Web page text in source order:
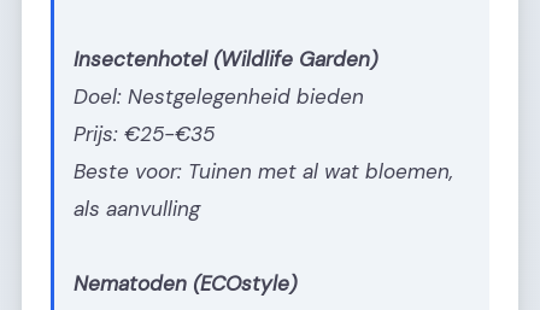
Insectenhotel (Wildlife Garden)
Doel: Nestgelegenheid bieden
Prijs: €25-€35
Beste voor: Tuinen met al wat bloemen,
als aanvulling
Nematoden (ECOstyle)